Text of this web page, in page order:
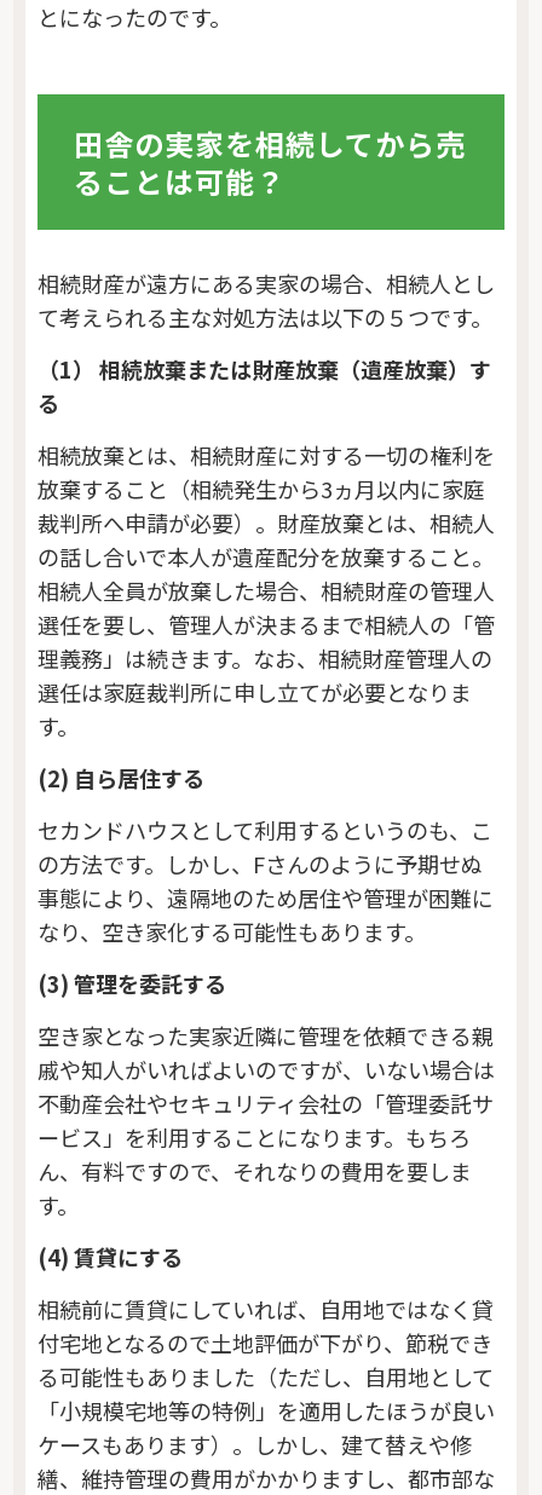
とになったのです。
田舎の実家を相続してから売
ることは可能？
相続財産が遠方にある実家の場合、相続人とし
て考えられる主な対処方法は以下の５つです。
（1） 相続放棄または財産放棄（遺産放棄）す
る
相続放棄とは、相続財産に対する一切の権利を
放棄すること（相続発生から3ヵ月以内に家庭
裁判所へ申請が必要）。財産放棄とは、相続人
の話し合いで本人が遺産配分を放棄すること。
相続人全員が放棄した場合、相続財産の管理人
選任を要し、管理人が決まるまで相続人の「管
理義務」は続きます。なお、相続財産管理人の
選任は家庭裁判所に申し立てが必要となりま
す。
(2) 自ら居住する
セカンドハウスとして利用するというのも、こ
の方法です。しかし、Fさんのように予期せぬ
事態により、遠隔地のため居住や管理が困難に
なり、空き家化する可能性もあります。
(3) 管理を委託する
空き家となった実家近隣に管理を依頼できる親
戚や知人がいればよいのですが、いない場合は
不動産会社やセキュリティ会社の「管理委託サ
ービス」を利用することになります。もちろ
ん、有料ですので、それなりの費用を要しま
す。
(4) 賃貸にする
相続前に賃貸にしていれば、自用地ではなく貸
付宅地となるので土地評価が下がり、節税でき
る可能性もありました（ただし、自用地として
「小規模宅地等の特例」を適用したほうが良い
ケースもあります）。しかし、建て替えや修
繕、維持管理の費用がかかりますし、都市部な